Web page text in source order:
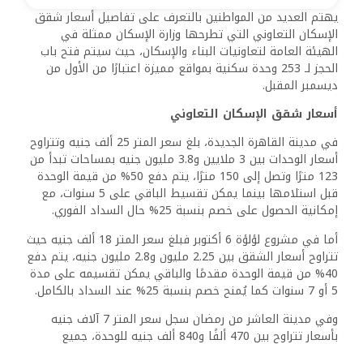
يهتم العديد من المواطنين بالتعرف على تفاصيل أسعار شقق
الإسكان التعاوني التي تطرحها وزارة الإسكان ممثلة في
الهيئة العامة لتعاونيات البناء والإسكان، حيث سيتم فتح باب
الحجز لـ 253 وحدة سكنية بمواقع مميزة اعتبارًا من الأول من
ديسمبر المقبل.
أسعار شقق الإسكان التعاوني
في مدينة القاهرة الجديدة، بلغ سعر المتر 25 ألف جنيه وتتراوح
أسعار الوحدات بين 3 ملايين و3.8 مليون جنيه بمساحات تبدأ من
123 مترًا وتصل إلى 150 مترًا، يتم دفع 50% من قيمة الوحدة
قبل استلامها بينما يمكن تقسيط الباقي على 5 سنوات، مع
إمكانية الحصول على خصم بنسبة 25% حال السداد الفوري.
أما في مشروع لؤلؤة 6 أكتوبر فبلغ سعر المتر 18 ألف جنيه حيث
تتراوح أسعار الشقق بين 2.25 مليون و2.8 مليون جنيه، يتم دفع
40% من قيمة الوحدة مقدمًا والباقي يمكن تقسيمه على مدة
5 أو 7 سنوات كما يُمنح خصم بنسبة 25% عند السداد بالكامل.
وفي مدينة العاشر من رمضان سجل سعر المتر 7 آلاف جنيه
بأسعار تتراوح بين 470 ألفًا و840 ألف جنيه للوحدة، جميع